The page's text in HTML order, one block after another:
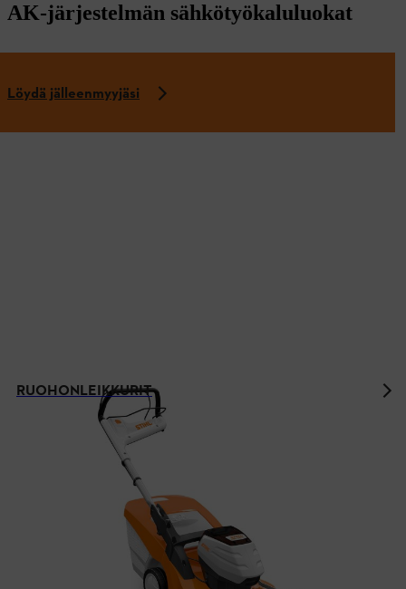
AK-järjestelmän sähkötyökaluluokat
Löydä jälleenmyyjäsi
RUOHONLEIKKURIT